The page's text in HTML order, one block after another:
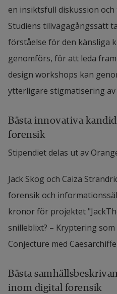
en insiktsfull diskussion
Studiens tillvägagångssätt
förståelse för den känsliga
genomförs, för att leda
design workshops kan
ytterligare stigmatisering av
Bästa innovativa
forensik
Stipendiet delas ut av
Jack Skog och Caiza
forensik och
kronor för projektet
snilleblixt? – Kryptering
Conjecture med
Bästa
inom digital forensik